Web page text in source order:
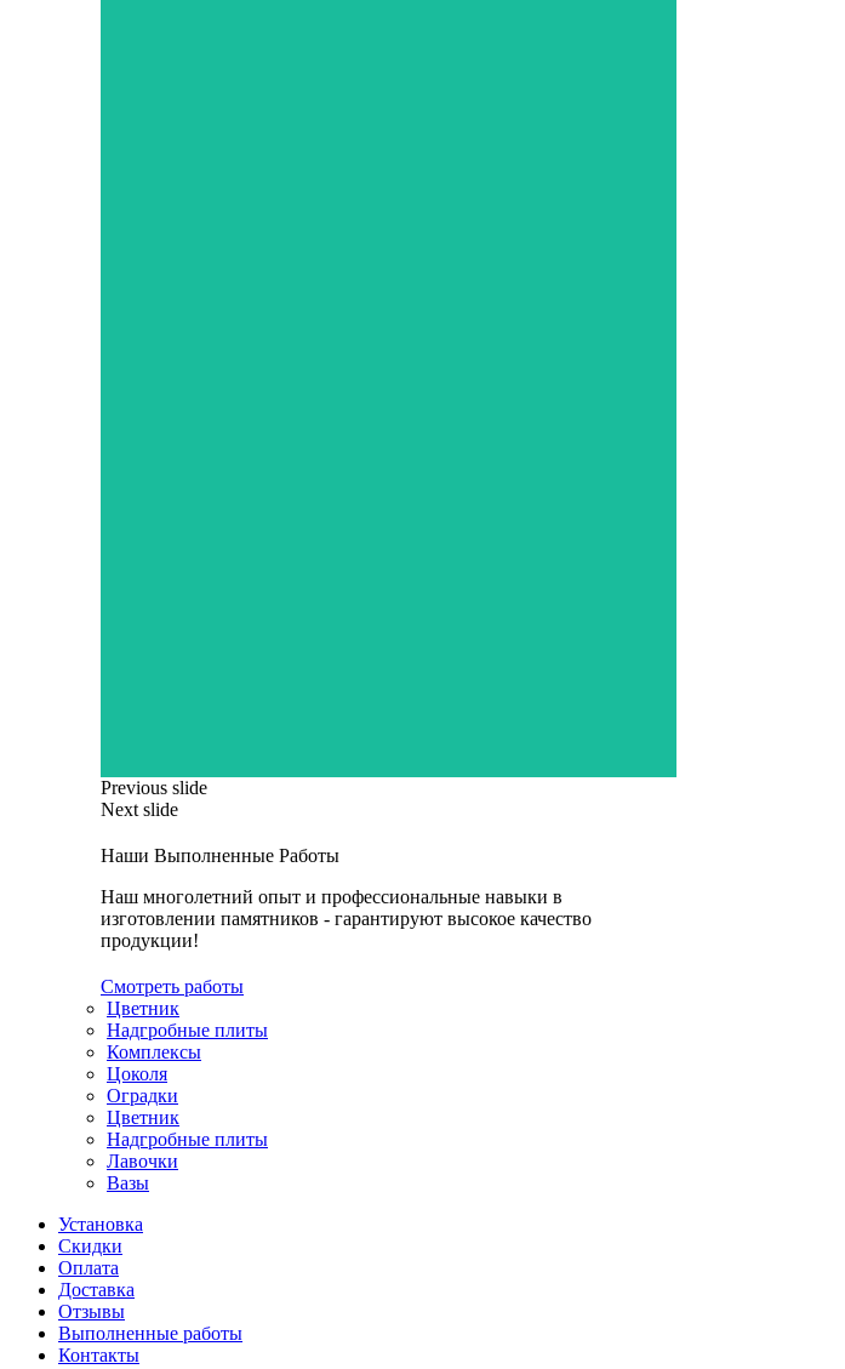
Previous slide
Next slide
Наши Выполненные Работы
Наш многолетний опыт и профессиональные навыки в
изготовлении памятников - гарантируют высокое качество
продукции!
Смотреть работы
Цветник
Надгробные плиты
Комплексы
Цоколя
Оградки
Цветник
Надгробные плиты
Лавочки
Вазы
Установка
Скидки
Оплата
Доставка
Отзывы
Выполненные работы
Контакты